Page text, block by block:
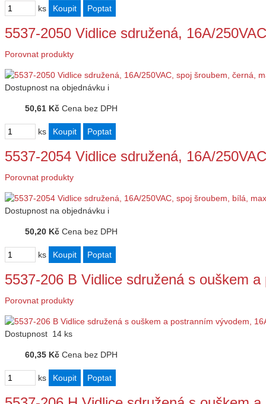
ks
5537-2050 Vidlice sdružená, 16A/
Porovnat produkty
Dostupnost na objednávku i
50,61 Kč Cena bez DPH
ks
5537-2054 Vidlice sdružená, 16A/
Porovnat produkty
Dostupnost na objednávku i
50,20 Kč Cena bez DPH
ks
5537-206 B Vidlice sdružená s ouškem
Porovnat produkty
Dostupnost 14 ks
60,35 Kč Cena bez DPH
ks